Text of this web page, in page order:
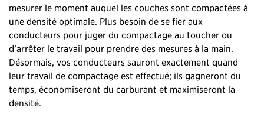
mesurer le moment auquel les couches sont compactées à
une densité optimale. Plus besoin de se fier aux
conducteurs pour juger du compactage au toucher ou
d’arrêter le travail pour prendre des mesures à la main.
Désormais, vos conducteurs sauront exactement quand
leur travail de compactage est effectué; ils gagneront du
temps, économiseront du carburant et maximiseront la
densité.